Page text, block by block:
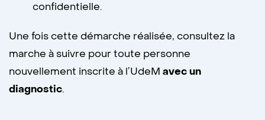
confidentielle.
Une fois cette démarche réalisée, consultez la
marche à suivre pour toute personne
nouvellement inscrite à l’UdeM avec un
diagnostic.